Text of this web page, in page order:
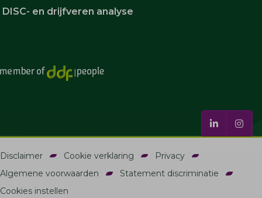
DISC- en drijfveren analyse
Disclaimer Cookie verklaring
Privacy
Algemene voorwaarden
Statement discriminatie
Cookies instellen